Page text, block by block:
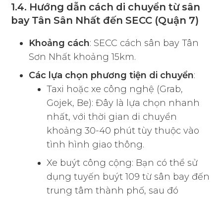
1.4. Hướng dẫn cách di chuyển từ sân
bay Tân Sân Nhất đến SECC (Quận 7)
Khoảng cách: SECC cách sân bay Tân
Sơn Nhất khoảng 15km.
Các lựa chọn phương tiện di chuyển:
Taxi hoặc xe công nghệ (Grab,
Gojek, Be): Đây là lựa chọn nhanh
nhất, với thời gian di chuyển
khoảng 30-40 phút tùy thuộc vào
tình hình giao thông.
Xe buýt công cộng: Bạn có thể sử
dụng tuyến buýt 109 từ sân bay đến
trung tâm thành phố, sau đó